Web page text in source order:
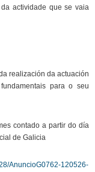
actividade que se vaia
realización da actuación
para o seu
contado a partir do día
de Galicia
AnuncioG0762-120526-